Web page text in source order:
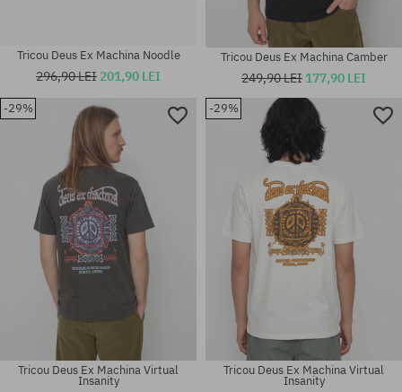
Mărimi existente:
Mărimi existente:
Tricou Deus Ex Machina Noodle
296,90 LEI 201,90 LEI
Tricou Deus Ex Machina Camber
249,90 LEI 177,90 LEI
-29%
Tricou Deus Ex Machina Virtual
Insanity
-29%
Tricou Deus Ex Machina Virtual
Insanity